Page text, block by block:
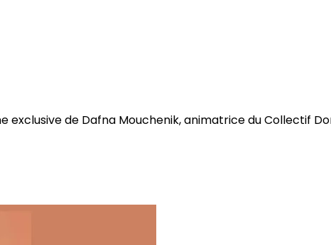
exclusive de Dafna Mouchenik, animatrice du Collectif